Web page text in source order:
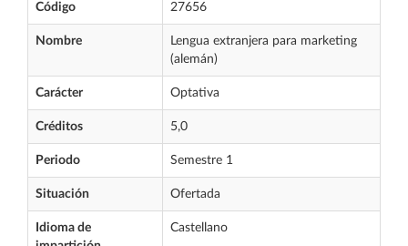
Código 27656
Nombre
Lengua extranjera para marketing
(alemán)
Carácter Optativa
Créditos 5,0
Periodo Semestre 1
Situación Ofertada
Idioma de
Castellano